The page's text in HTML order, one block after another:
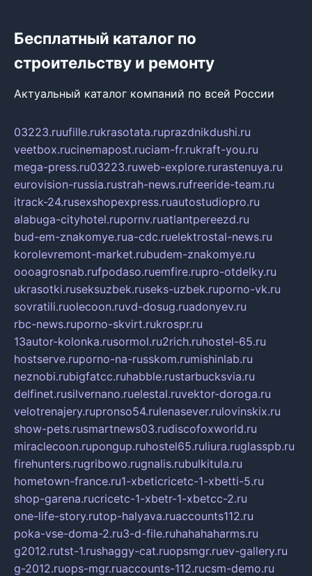
Бесплатный каталог по
строительству и ремонту
Актуальный каталог компаний по всей России
03223.ruufille.rukrasotata.ruprazdnikdushi.ru
veetbox.rucinemapost.ruciam-fr.rukraft-you.ru
mega-press.ru03223.ruweb-explore.rurastenuya.ru
eurovision-russia.rustrah-news.rufreeride-team.ru
itrack-24.rusexshopexpress.ruautostudiopro.ru
alabuga-cityhotel.rupornv.ruatlantpereezd.ru
bud-em-znakomye.rua-cdc.ruelektrostal-news.ru
korolevremont-market.rubudem-znakomye.ru
oooagrosnab.rufpodaso.ruemfire.rupro-otdelky.ru
ukrasotki.ruseksuzbek.ruseks-uzbek.ruporno-vk.ru
sovratili.ruolecoon.ruvd-dosug.ruadonyev.ru
rbc-news.ruporno-skvirt.rukrospr.ru
13autor-kolonka.rusormol.ru2rich.ruhostel-65.ru
hostserve.ruporno-na-russkom.rumishinlab.ru
neznobi.rubigfatcc.ruhabble.rustarbucksvia.ru
delfinet.rusilvernano.ruelestal.ruvektor-doroga.ru
velotrenajery.rupronso54.rulenasever.rulovinskix.ru
show-pets.rusmartnews03.rudiscofoxworld.ru
miraclecoon.rupongup.ruhostel65.ruliura.ruglasspb.ru
firehunters.rugribowo.rugnalis.rubulkitula.ru
hometown-france.ru1-xbeticricetc-1-xbetti-5.ru
shop-garena.rucricetc-1-xbetr-1-xbetcc-2.ru
one-life-story.rutop-halyava.ruaccounts112.ru
poka-vse-doma-2.ru3-d-file.ruhahahaharms.ru
g2012.rutst-1.rushaggy-cat.ruopsmgr.ruev-gallery.ru
g-2012.ruops-mgr.ruaccounts-112.rucsm-demo.ru